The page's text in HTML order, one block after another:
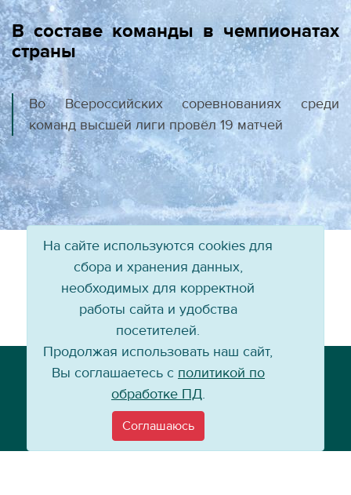
В составе команды в чемпионатах
страны
Во Всероссийских соревнованиях среди
команд высшей лиги провёл 19 матчей
Телефон: +7 (3952) 79-57-90
info@baikal-energy.ru
На сайте используются cookies для
сбора и хранения данных,
необходимых для корректной
работы сайта и удобства
посетителей.
Продолжая использовать наш сайт,
Вы соглашаетесь с политикой по
обработке ПД.
Соглашаюсь